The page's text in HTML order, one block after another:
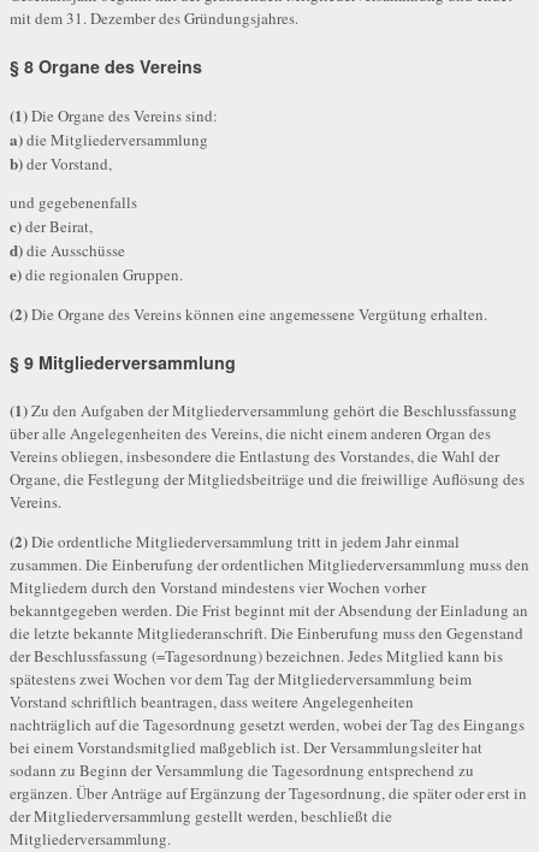
mit dem 31. Dezember des Gründungsjahres.
§ 8 Organe des Vereins
(1)Die Organe des Vereins sind:
a)die Mitgliederversammlung
b)der Vorstand,
und gegebenenfalls
c)der Beirat,
d)die Ausschüsse
e)die regionalen Gruppen.
(2)Die Organe des Vereins können eine angemessene Vergütung erhalten.
§ 9 Mitgliederversammlung
(1)Zu den Aufgaben der Mitgliederversammlung gehört die Beschlussfassung
über alle Angelegenheiten des Vereins, die nicht einem anderen Organ des
Vereins obliegen, insbesondere die Entlastung des Vorstandes, die Wahl der
Organe, die Festlegung der Mitgliedsbeiträge und die freiwillige Auflösung des
Vereins.
(2)Die ordentliche Mitgliederversammlung tritt in jedem Jahr einmal
zusammen. Die Einberufung der ordentlichen Mitgliederversammlung muss den
Mitgliedern durch den Vorstand mindestens vier Wochen vorher
bekanntgegeben werden. Die Frist beginnt mit der Absendung der Einladung an
die letzte bekannte Mitgliederanschrift. Die Einberufung muss den Gegenstand
der Beschlussfassung (=Tagesordnung) bezeichnen. Jedes Mitglied kann bis
spätestens zwei Wochen vor dem Tag der Mitgliederversammlung beim
Vorstand schriftlich beantragen, dass weitere Angelegenheiten
nachträglich auf die Tagesordnung gesetzt werden, wobei der Tag des Eingangs
bei einem Vorstandsmitglied maßgeblich ist. Der Versammlungsleiter hat
sodann zu Beginn der Versammlung die Tagesordnung entsprechend zu
ergänzen. Über Anträge auf Ergänzung der Tagesordnung, die später oder erst in
der Mitgliederversammlung gestellt werden, beschließt die
Mitgliederversammlung.